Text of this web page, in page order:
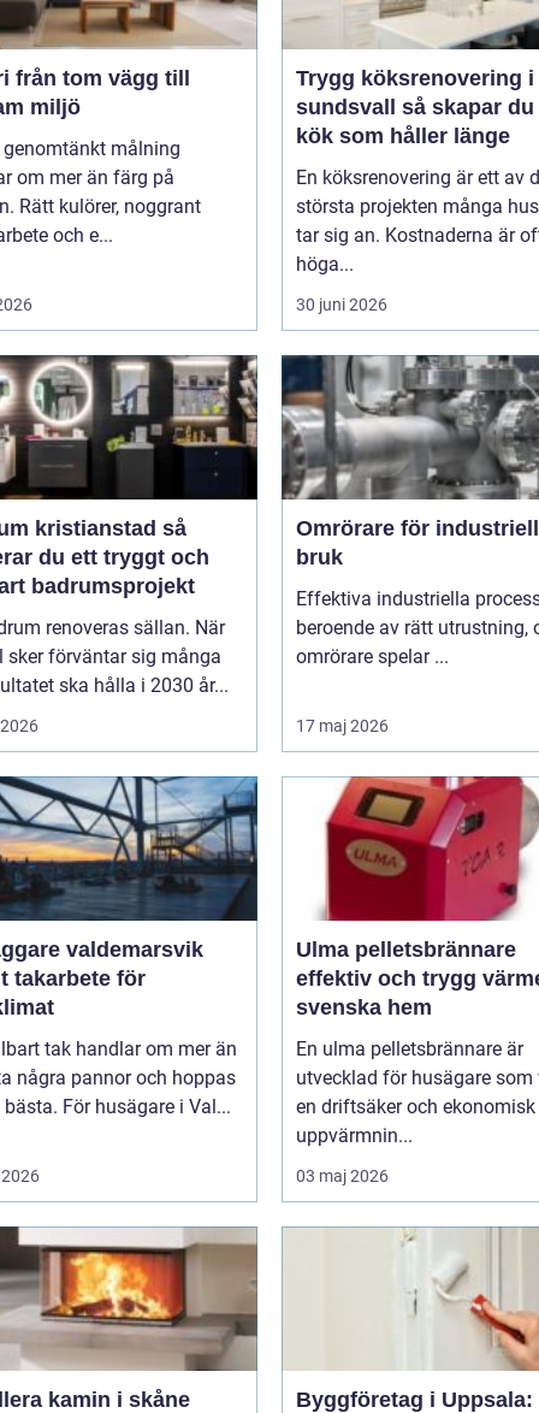
miljö
genomtänkt målning
om mer än färg på
Rätt kulörer, noggrant
och e...
Trygg köksrenovering i
sundsvall så skapar du ett
kök som håller länge
En köksrenovering är ett av
största projekten många
tar sig an. Kostnaderna är
höga...
30 juni 2026
kristianstad så
du ett tryggt och
badrumsprojekt
renoveras sällan. När
sker förväntar sig många
ska hålla i 2030 år...
Omrörare för
bruk
Effektiva industriella
beroende av rätt utrustning,
omrörare spelar ...
17 maj 2026
valdemarsvik
takarbete för
tak handlar om mer än
några pannor och hoppas
För husägare i Val...
Ulma pelletsbrännare
effektiv och trygg
svenska hem
En ulma pelletsbrännare är
utvecklad för husägare som
en driftsäker och ekonomisk
uppvärmnin...
03 maj 2026
kamin i skåne
Byggföretag i Uppsala: